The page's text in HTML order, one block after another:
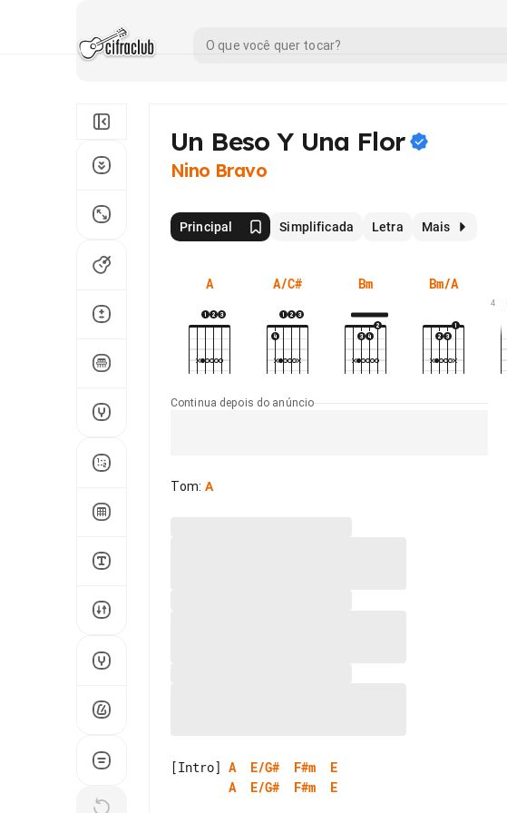
Un Beso Y Una Flor
Nino Bravo
Principal Simplificada Letra Mais
A A/C# Bm Bm/A
4
Continua depois do anúncio
Tom: A
[Intro] A E/G# F#m
E
A
E/G# F#m E